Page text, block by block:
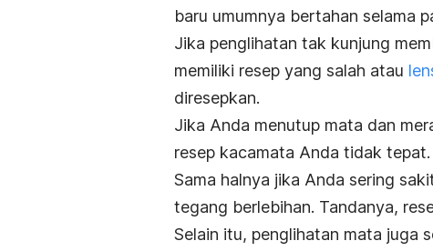
baru umumnya bertahan selama
Jika penglihatan tak kunjung
memiliki resep yang salah atau
diresepkan.
Jika Anda menutup mata dan
resep kacamata Anda tidak tepat.
Sama halnya jika Anda sering
tegang berlebihan. Tandanya,
Selain itu, penglihatan mata juga